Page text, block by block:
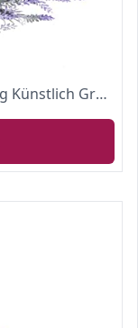
SHACOS Lavendel Kranz Tür Frühling Künstlich Grün Wandkranz Blumen 45 cm